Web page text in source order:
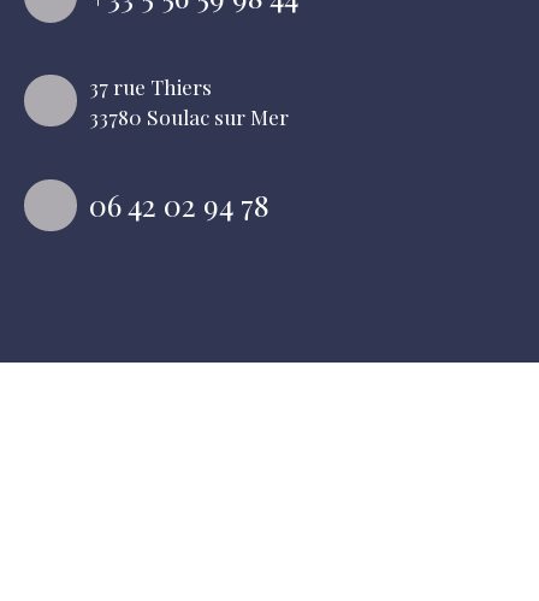
37 rue Thiers
33780 Soulac sur Mer
06 42 02 94 78